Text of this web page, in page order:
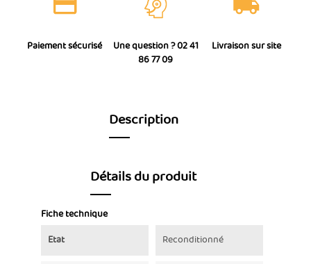
Paiement sécurisé
Une question ? 02 41
86 77 09
Livraison sur site
Description
Détails du produit
Fiche technique
Etat
Reconditionné